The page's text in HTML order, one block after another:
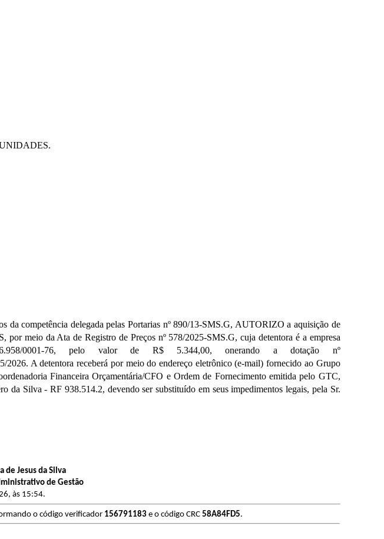
competência delegada pelas Portarias nº 890/13-SMS.G, AUTORIZO a aquisição de
da Ata de Registro de Preços nº 578/2025-SMS.G, cuja detentora é a empresa
0001-76, pelo valor de R$ 5.344,00, onerando a dotação nº
A detentora receberá por meio do endereço eletrônico (e-mail) fornecido ao Grupo
Financeira Orçamentária/CFO e Ordem de Fornecimento emitida pelo GTC,
Silva - RF 938.514.2, devendo ser substituído em seus impedimentos legais, pela Sr.
de Jesus da Silva
de Gestão
às 15:54.
o código verificador 156791183 e o código CRC58A84FD5.